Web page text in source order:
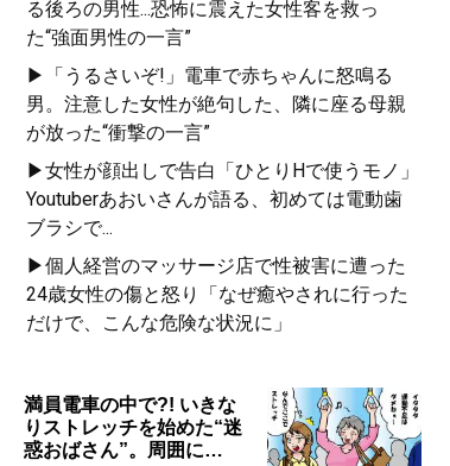
る後ろの男性...恐怖に震えた女性客を救っ
た“強面男性の一言”
▶「うるさいぞ!」電車で赤ちゃんに怒鳴る
男。注意した女性が絶句した、隣に座る母親
が放った“衝撃の一言”
▶女性が顔出しで告白「ひとりHで使うモノ」
Youtuberあおいさんが語る、初めては電動歯
ブラシで...
▶個人経営のマッサージ店で性被害に遭った
24歳女性の傷と怒り「なぜ癒やされに行った
だけで、こんな危険な状況に」
満員電車の中で?! いきな
りストレッチを始めた“迷
惑おばさん”。周囲に…